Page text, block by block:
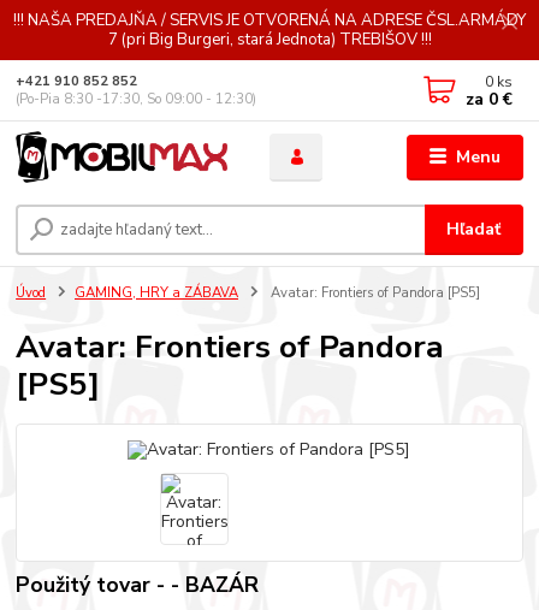
!!! NAŠA PREDAJŇA / SERVIS JE OTVORENÁ NA ADRESE ČSL.ARMÁDY
7 (pri Big Burgeri, stará Jednota) TREBIŠOV !!!
Menu
Hľadať
+421 910 852 852
(Po-Pia 8:30 -17:30, So 09:00 - 12:30)
0 ks
za 0 €
Úvod GAMING, HRY a ZÁBAVA Avatar: Frontiers of Pandora [PS5]
Avatar: Frontiers of Pandora
[PS5]
Použitý tovar - - BAZÁR